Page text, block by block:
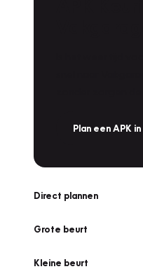
Plan een APK in
Direct plannen
Grote beurt
Kleine beurt